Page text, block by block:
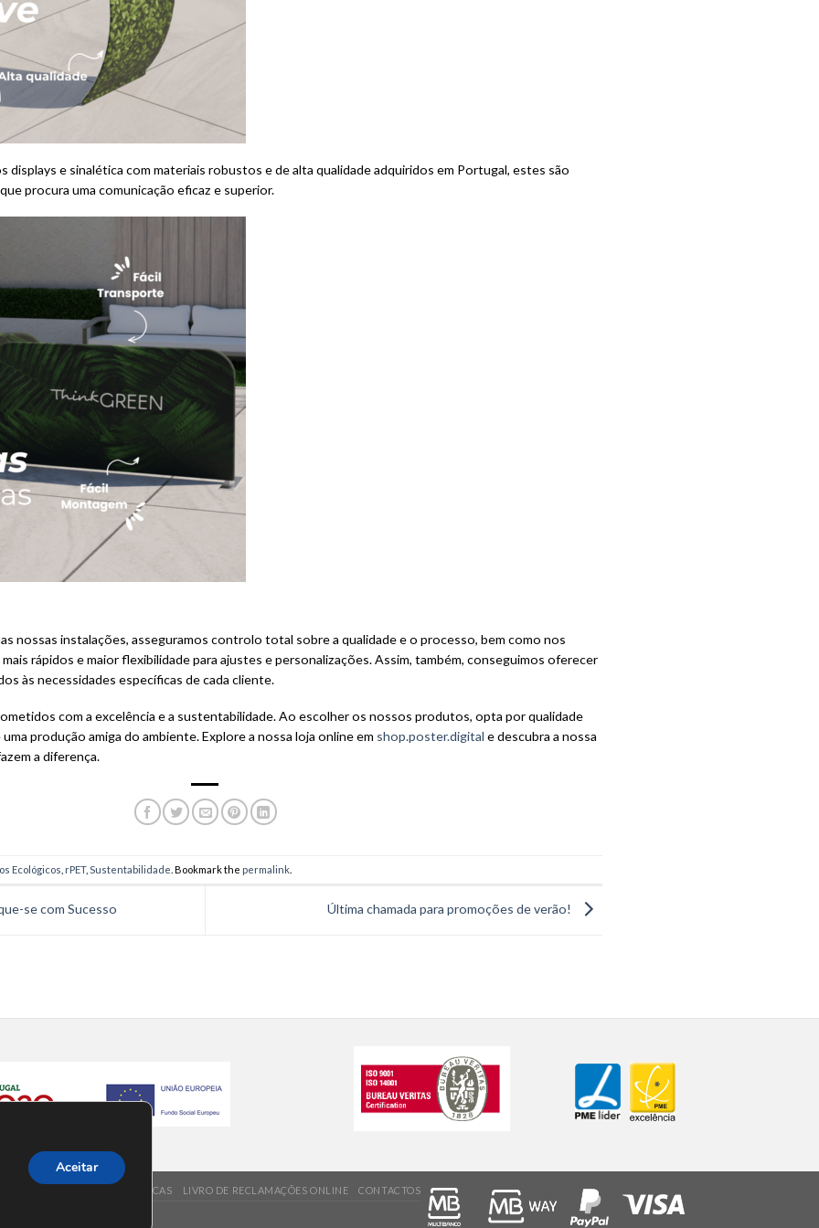
displays e sinalética com materiais robustos e de alta qualidade adquiridos em Portugal, estes são
procura uma comunicação eficaz e superior.
nossas instalações, asseguramos controlo total sobre a qualidade e o processo, bem como nos
rápidos e maior flexibilidade para ajustes e personalizações. Assim, também, conseguimos oferecer
às necessidades específicas de cada cliente.
com a excelência e a sustentabilidade. Ao escolher os nossos produtos, opta por qualidade
produção amiga do ambiente. Explore a nossa loja online em shop.poster.digital e descubra a nossa
a diferença.
Ecológicos rPET, Sustentabilidade . Bookmark the permalink
se com Sucesso Última chamada para promoções de verão!
VALORES/ POLÍTICAS LIVRO DE RECLAMAÇÕES ONLINE CONTACTOS
Aceitar